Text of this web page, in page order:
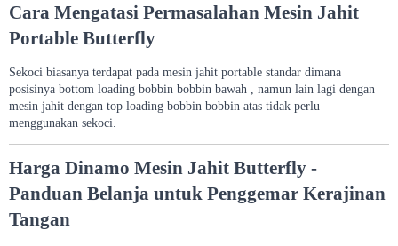
Cara Mengatasi Permasalahan Mesin Jahit
Portable Butterfly
Sekoci biasanya terdapat pada mesin jahit portable standar dimana
posisinya bottom loading bobbin bobbin bawah , namun lain lagi dengan
mesin jahit dengan top loading bobbin bobbin atas tidak perlu
menggunakan sekoci.
Harga Dinamo Mesin Jahit Butterfly -
Panduan Belanja untuk Penggemar Kerajinan
Tangan